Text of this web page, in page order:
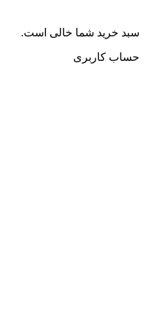
سبد خرید شما خالی است.
حساب کاربری